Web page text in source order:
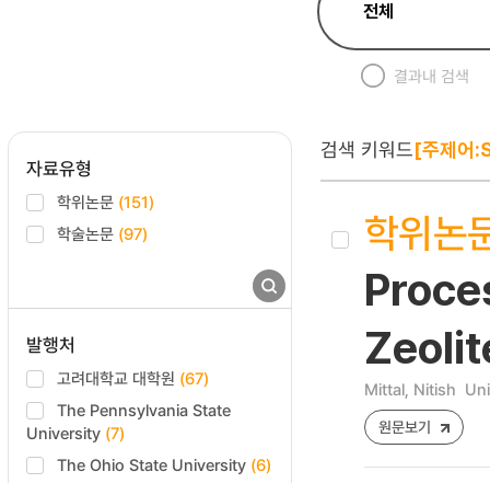
결과내 검색
자료유형
학위논문 (151)
학술논문 (97)
발행처
고려대학교 대학원 (67)
The Pennsylvania State
University (7)
The Ohio State University (6)
검색 키워드[주제어
학위논
Mittal, Nitish
원문보기